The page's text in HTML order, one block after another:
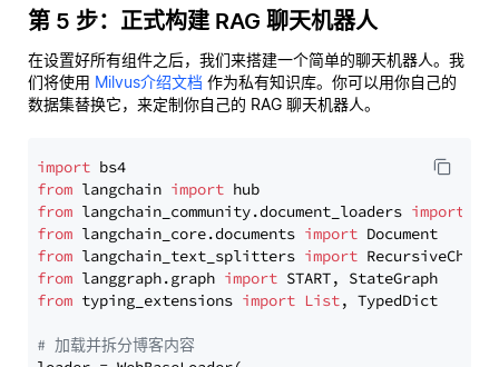
第 5 步：正式构建 RAG 聊天机器人
在设置好所有组件之后，我们来搭建一个简单的聊天机器人。我
们将使用 Milvus介绍文档 作为私有知识库。你可以用你自己的
数据集替换它，来定制你自己的 RAG 聊天机器人。
import
from langchain import
from langchain_community.document_loaders import
from langchain_core.documents import
from langchain_text_splitters import
from langgraph.graph import
from typing_extensions import List, TypedDict
# 加载并拆分博客内容